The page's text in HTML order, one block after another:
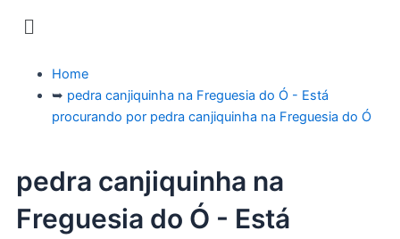
Menu
Home
➥ pedra canjiquinha na Freguesia do Ó - Está
procurando por pedra canjiquinha na Freguesia do Ó
pedra canjiquinha na
Freguesia do Ó - Está